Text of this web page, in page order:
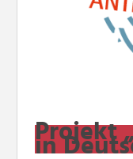
Projekt
in